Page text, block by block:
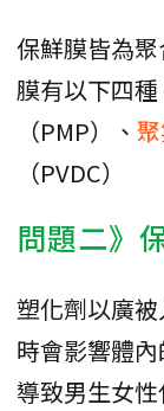
保鮮膜皆為
膜有以下四種
（PMP）、
（PVDC）
問題二》
塑化劑以廣
時會影響體
導致男生女